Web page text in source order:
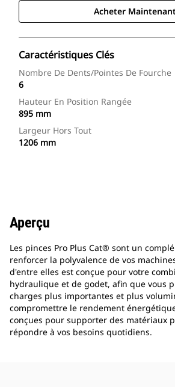
Acheter
Caractéristiques Clés
Nombre De Dents/pointes De Fourche
6
Hauteur En Position Rangée
895 mm
Largeur Hors Tout
1206 mm
Aperçu
Les pinces Pro Plus Cat® sont un
renforcer la polyvalence de vos
d'entre elles est conçue pour votre
hydraulique et de godet, afin que vous
charges plus importantes et plus
compromettre le rendement
conçues pour supporter des matériaux
répondre à vos besoins quotidiens.